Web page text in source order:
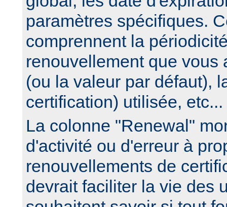
paramètres spécifiques.
comprennent la
renouvellement que vous
(ou la valeur par défaut),
certification) utilisée, etc...
La colonne "Renewal"
d'activité ou d'erreur à
renouvellements de
devrait faciliter la vie des